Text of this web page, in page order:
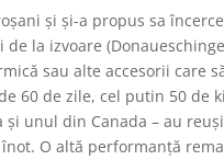
şi şi-a propus sa
la izvoare
sau alte accesorii care
60 de zile, cel putin 50
unul din Canada – au
O altă performanţă